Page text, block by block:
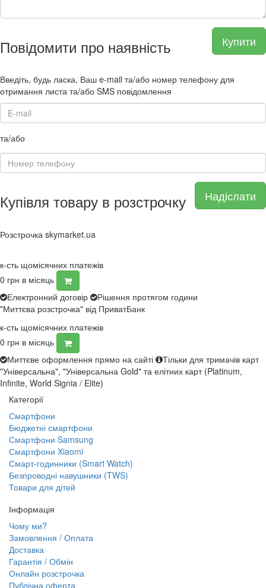
Купити
Повідомити про наявність
Введіть, будь ласка, Ваш e-mail та/або номер телефону для
отримання листа та/або SMS повідомлення
та/або
Надіслати
Купівля товару в розстрочку
Розстрочка skymarket.ua
к-сть щомісячних платежів
0 грн в місяць
Електронний договір
Рішення протягом години
"Миттєва розстрочка" від ПриватБанк
к-сть щомісячних платежів
0 грн в місяць
Миттєве оформлення прямо на сайті
Тільки для тримачів карт
"Універсальна", "Універсальна Gold" та елітних карт (Platinum,
Infinite, World Signia / Elite)
Категорії
Смартфони
Бюджетні смартфони
Смартфони Samsung
Смартфони Xiaomi
Смарт-годинники (Smart Watch)
Безпроводні навушники (TWS)
Товари для дітей
Інформація
Чому ми?
Замовлення / Оплата
Доставка
Гарантія / Обмін
Онлайн розстрочка
Публічна оферта